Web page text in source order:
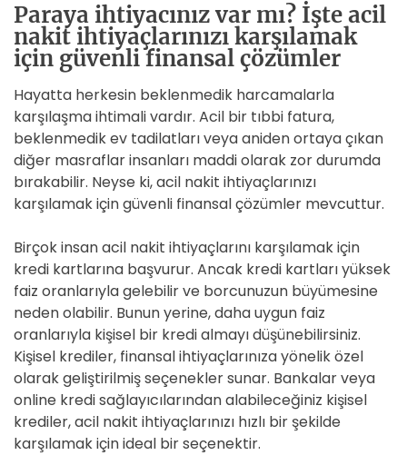
Paraya ihtiyacınız var mı? İşte acil
nakit ihtiyaçlarınızı karşılamak
için güvenli finansal çözümler
Hayatta herkesin beklenmedik harcamalarla
karşılaşma ihtimali vardır. Acil bir tıbbi fatura,
beklenmedik ev tadilatları veya aniden ortaya çıkan
diğer masraflar insanları maddi olarak zor durumda
bırakabilir. Neyse ki, acil nakit ihtiyaçlarınızı
karşılamak için güvenli finansal çözümler mevcuttur.
Birçok insan acil nakit ihtiyaçlarını karşılamak için
kredi kartlarına başvurur. Ancak kredi kartları yüksek
faiz oranlarıyla gelebilir ve borcunuzun büyümesine
neden olabilir. Bunun yerine, daha uygun faiz
oranlarıyla kişisel bir kredi almayı düşünebilirsiniz.
Kişisel krediler, finansal ihtiyaçlarınıza yönelik özel
olarak geliştirilmiş seçenekler sunar. Bankalar veya
online kredi sağlayıcılarından alabileceğiniz kişisel
krediler, acil nakit ihtiyaçlarınızı hızlı bir şekilde
karşılamak için ideal bir seçenektir.